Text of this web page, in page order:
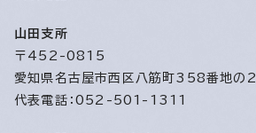
山田支所
〒452-0815
愛知県名古屋市西区八筋町358番地の2
代表電話：052-501-1311